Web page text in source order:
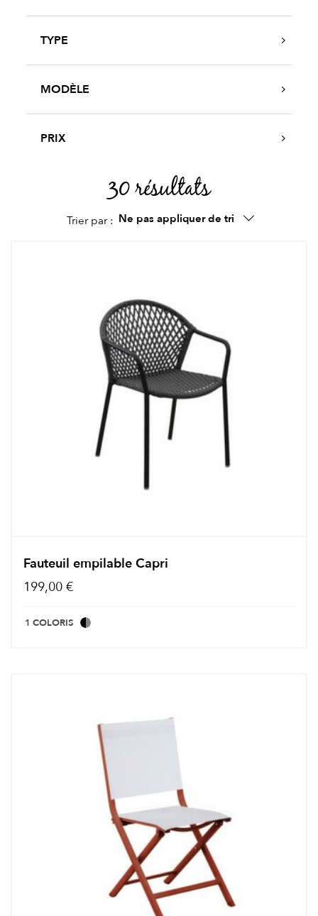
TYPE
MODÈLE
PRIX
30 résultats
Trier par : Ne pas appliquer de tri
Fauteuil empilable Capri
199,00 €
1 COLORIS